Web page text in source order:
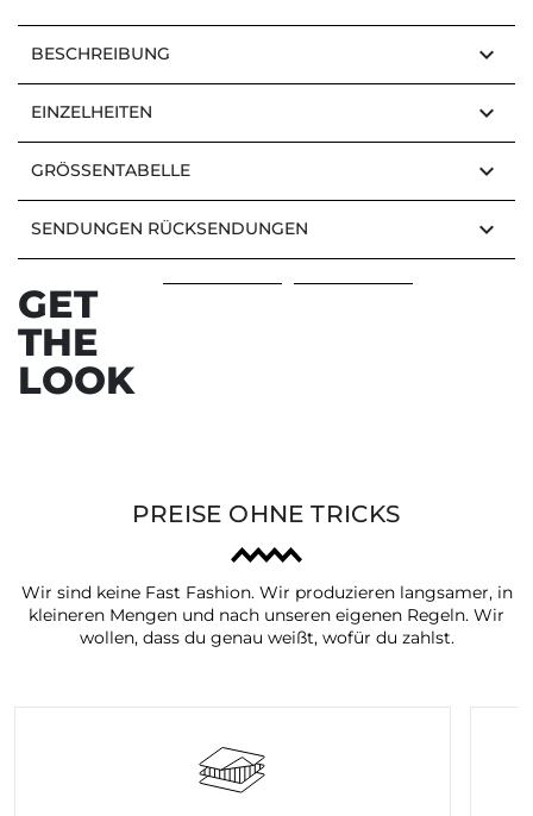
BESCHREIBUNG keyboard_arrow_down
EINZELHEITEN keyboard_arrow_down
GRÖSSENTABELLE keyboard_arrow_down
SENDUNGEN RÜCKSENDUNGEN keyboard_arrow_down
GET
THE
LOOK
PREISE OHNE TRICKS
Wir sind keine Fast Fashion. Wir produzieren langsamer, in
kleineren Mengen und nach unseren eigenen Regeln. Wir
wollen, dass du genau weißt, wofür du zahlst.